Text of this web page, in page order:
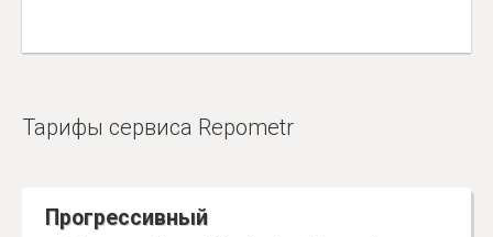
Тарифы сервиса Repometr
Прогрессивный